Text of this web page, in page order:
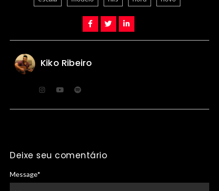
Kiko Ribeiro
Deixe seu comentário
Message*